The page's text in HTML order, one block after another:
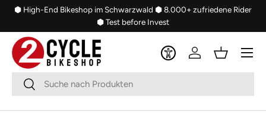
⬢ High-End Bikeshop im Schwarzwald ⬢ 8.000+ zufriedene Rider
⬢ Test before Invest
SuchenSuchen
Einloggen
Menü